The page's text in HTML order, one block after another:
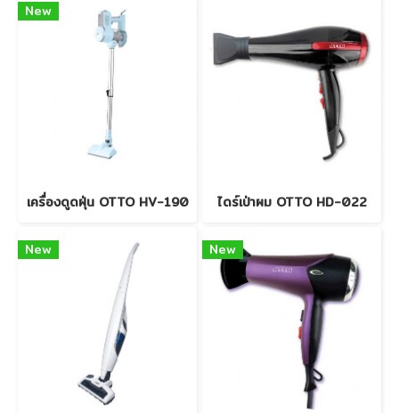
New
เครื่องดูดฝุ่น OTTO HV-190 ไดร์เป่าผม OTTO HD-022
New New